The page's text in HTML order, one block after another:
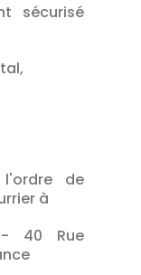
sécurisé
de
à
- 40 Rue